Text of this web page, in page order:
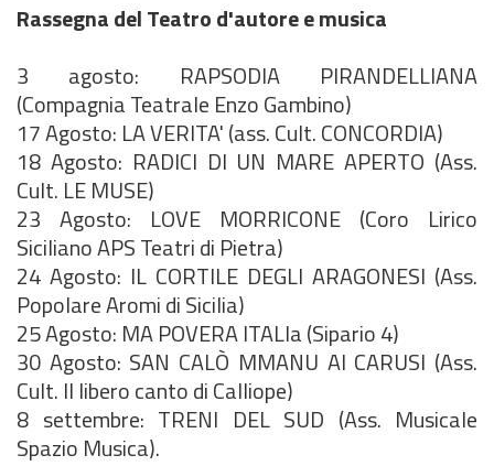
Rassegna del Teatro d'autore e musica
3 agosto: RAPSODIA PIRANDELLIANA
(Compagnia Teatrale Enzo Gambino)
17 Agosto: LA VERITA' (ass. Cult. CONCORDIA)
18 Agosto: RADICI DI UN MARE APERTO (Ass.
Cult. LE MUSE)
23 Agosto: LOVE MORRICONE (Coro Lirico
Siciliano APS Teatri di Pietra)
24 Agosto: IL CORTILE DEGLI ARAGONESI (Ass.
Popolare Aromi di Sicilia)
25 Agosto: MA POVERA ITALIa (Sipario 4)
30 Agosto: SAN CALÒ MMANU AI CARUSI (Ass.
Cult. Il libero canto di Calliope)
8 settembre: TRENI DEL SUD (Ass. Musicale
Spazio Musica).